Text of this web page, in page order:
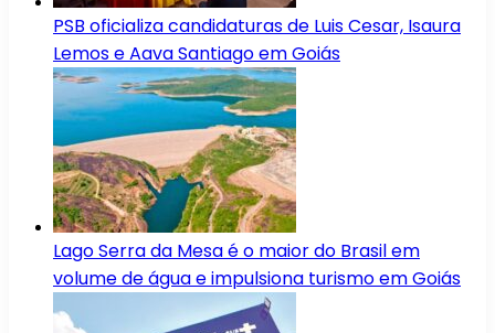
PSB oficializa candidaturas de Luis Cesar, Isaura
Lemos e Aava Santiago em Goiás
Lago Serra da Mesa é o maior do Brasil em
volume de água e impulsiona turismo em Goiás